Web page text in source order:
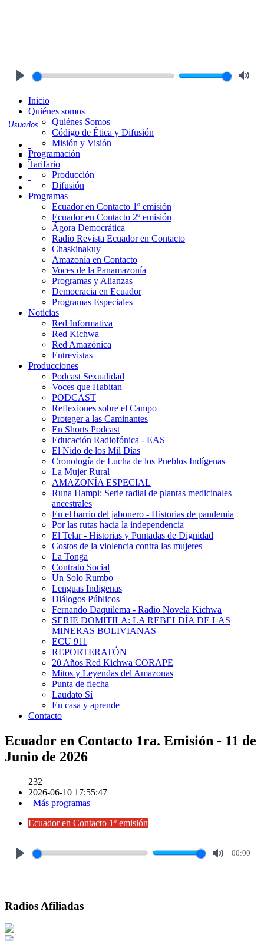
Usuarios
Inicio
Quiénes somos
Quiénes Somos
Código de Ética y Difusión
Misión y Visión
Programación
Tarifario
Producción
Difusión
Programas
Ecuador en Contacto 1º emisión
Ecuador en Contacto 2º emisión
Ágora Democrática
Radio Revista Ecuador en Contacto
Chaskinakuy
Amazonía en Contacto
Voces de la Panamazonía
Programas y Alianzas
Democracia en Ecuador
Programas Especiales
Noticias
Red Informativa
Red Kichwa
Red Amazónica
Entrevistas
Producciones
Podcast Sexualidad
Voces que Habitan
PODCAST
Reflexiones sobre el Campo
Proteger a las Caminantes
En Shorts Podcast
Educación Radiofónica - EAS
El Nido de los Mil Días
Cronología de Lucha de los Pueblos Indígenas
La Mujer Rural
AMAZONÍA ESPECIAL
Runa Hampi: Serie radial de plantas medicinales
ancestrales
En el barrio del jabonero - Historias de pandemia
Por las rutas hacia la independencia
El Telar - Historias y Puntadas de Dignidad
Costos de la violencia contra las mujeres
La Tonga
Contrato Social
Un Solo Rumbo
Lenguas Indígenas
Diálogos Públicos
Fernando Daquilema - Radio Novela Kichwa
SERIE DOMITILA: LA REBELDÍA DE LAS
MINERAS BOLIVIANAS
ECU 911
REPORTERATÓN
20 Años Red Kichwa CORAPE
Mitos y Leyendas del Amazonas
Punta de flecha
Laudato Sí
En casa y aprende
Contacto
Ecuador en Contacto 1ra. Emisión - 11 de
Junio de 2026
232
2026-06-10 17:55:47
Más programas
Ecuador en Contacto 1º emisión
00:00
Radios Afiliadas